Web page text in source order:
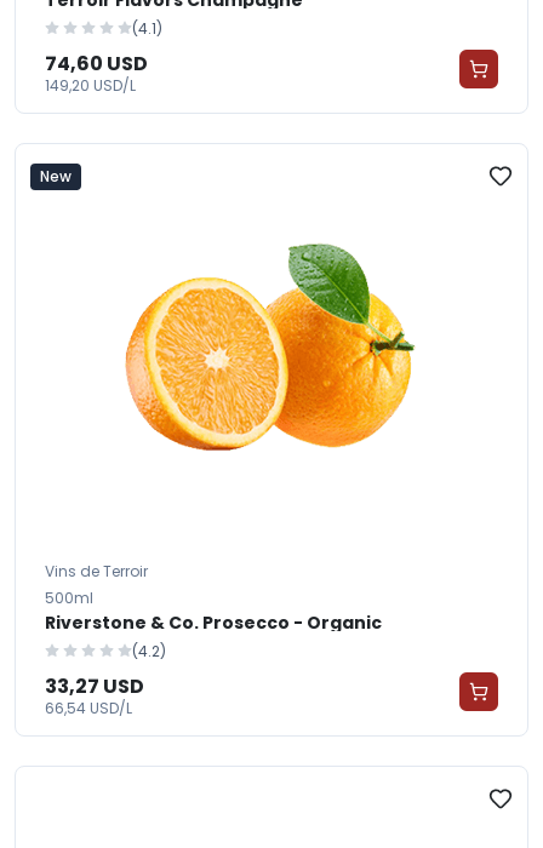
(4.1)
74,60 USD
149,20 USD/L
New
Vins de Terroir
500ml
Riverstone & Co. Prosecco - Organic
(4.2)
33,27 USD
66,54 USD/L